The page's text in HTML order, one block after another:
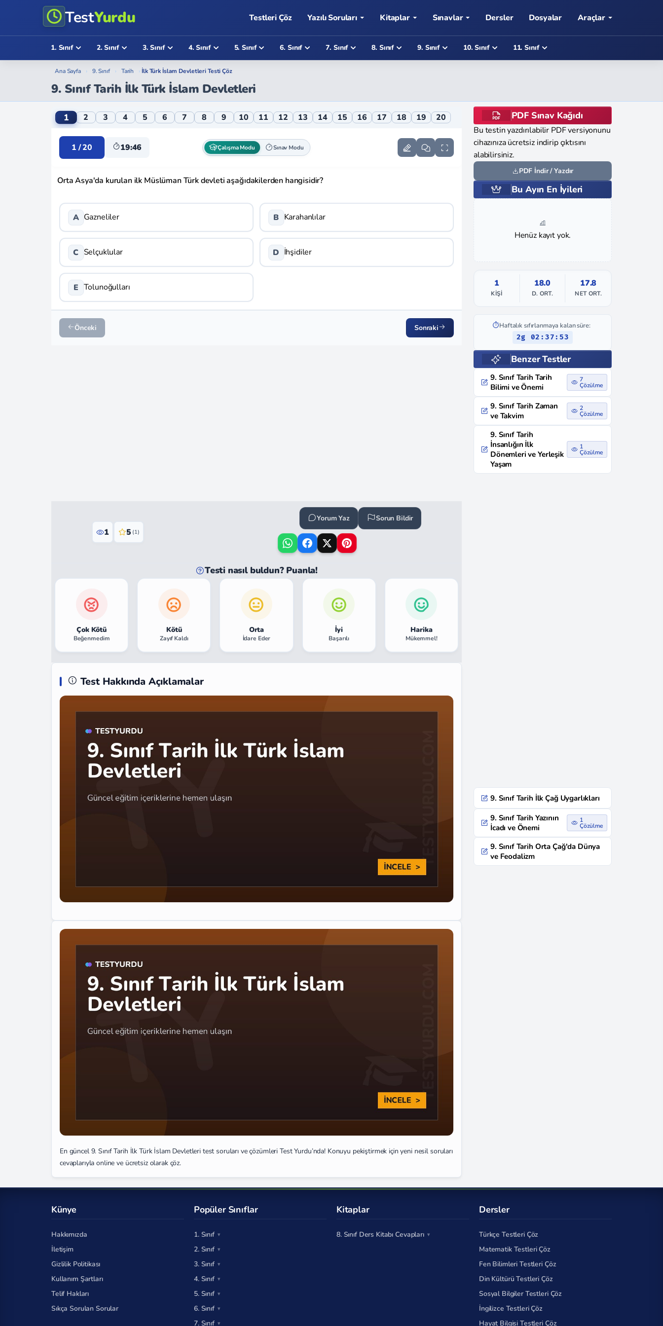
TestYurdu Testleri Çöz Yazılı Soruları Kitaplar Sınavlar Dersler Dosyalar Araçlar
1. Sınıf 2. Sınıf 3. Sınıf 4. Sınıf 5. Sınıf 6. Sınıf 7. Sınıf 8. Sınıf 9. Sınıf 10. Sınıf 11. Sınıf
Ana Sayfa › 9. Sınıf › Tarih › İlk Türk İslam Devletleri Testi Çöz
9. Sınıf Tarih İlk Türk İslam Devletleri
9. Sınıf Tarih İlk Türk İslam Devletleri Online Testi
1 2 3 4 5 6 7 8 9 10 11 12 13 14 15 16 17 18 19 20
1 / 20 19:46 Çalışma Modu Sınav Modu
Orta Asya'da kurulan ilk Müslüman Türk devleti aşağıdakilerden hangisidir?
A Gazneliler B Karahanlılar
C Selçuklular D İhşidiler
E Tolunoğulları
Önceki Sonraki
1 5 (1)
Yorum Yaz Sorun Bildir
Testi nasıl buldun? Puanla!
Çok Kötü
Beğenmedim
Kötü
Zayıf Kaldı
Orta
İdare Eder
İyi
Başarılı
Harika
Mükemmel!
Test Hakkında Açıklamalar
En güncel 9. Sınıf Tarih İlk Türk İslam Devletleri test soruları ve çözümleri Test Yurdu’nda! Konuyu pekiştirmek için yeni nesil soruları
cevaplarıyla online ve ücretsiz olarak çöz.
PDF Sınav Kağıdı
Bu testin yazdırılabilir PDF versiyonunu
cihazınıza ücretsiz indirip çıktısını
alabilirsiniz.
PDF İndir / Yazdır
Bu Ayın En İyileri
Henüz kayıt yok.
1
KIŞI
18.0
D. ORT.
17.8
NET ORT.
⏱️Haftalık sıfırlanmaya kalan süre:
2g 02:37:52
Benzer Testler
9. Sınıf Tarih Tarih
Bilimi ve Önemi
7
Çözülme
9. Sınıf Tarih Zaman
ve Takvim
2
Çözülme
9. Sınıf Tarih
İnsanlığın İlk
Dönemleri ve Yerleşik
Yaşam
1
Çözülme
9. Sınıf Tarih İlk Çağ Uygarlıkları
9. Sınıf Tarih Yazının
İcadı ve Önemi
1
Çözülme
9. Sınıf Tarih Orta Çağ'da Dünya
ve Feodalizm
Künye
Hakkımızda
İletişim
Gizlilik Politikası
Kullanım Şartları
Telif Hakları
Sıkça Sorulan Sorular
Popüler Sınıflar
1. Sınıf
2. Sınıf
3. Sınıf
4. Sınıf
5. Sınıf
6. Sınıf
7. Sınıf
Kitaplar
8. Sınıf Ders Kitabı Cevapları
Dersler
Türkçe Testleri Çöz
Matematik Testleri Çöz
Fen Bilimleri Testleri Çöz
Din Kültürü Testleri Çöz
Sosyal Bilgiler Testleri Çöz
İngilizce Testleri Çöz
Hayat Bilgisi Testleri Çöz